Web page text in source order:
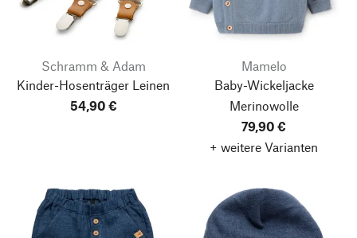
Schramm & Adam
Kinder-Hosenträger Leinen
54,90 €
Mamelo
Baby-Wickeljacke
Merinowolle
79,90 €
+ weitere Varianten